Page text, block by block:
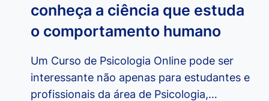
conheça a ciência que estuda
o comportamento humano
Um Curso de Psicologia Online pode ser
interessante não apenas para estudantes e
profissionais da área de Psicologia,…